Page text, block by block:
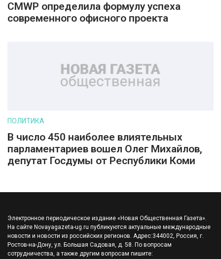
CMWP определила формулу успеха
современного офисного проекта
ПОЛИТИКА
В число 450 наиболее влиятельных
парламентариев вошел Олег Михайлов,
депутат Госдумы от Республики Коми
Электронное периодическое издание «Новая Общественная Газета».
На сайте Novayagazeta-ug.ru публикуются актуальные международные
новости и новости из российских регионов. Адрес:344002, Россия, г.
Ростов-на-Дону, ул. Большая Садовая, д. 58. По вопросам
сотрудничества, а также другим вопросам пишите: